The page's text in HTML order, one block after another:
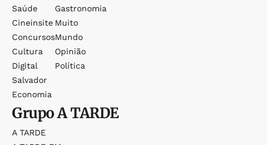
Saúde
Cineinsite
Concursos
Cultura
Digital
Salvador
Economia
Gastronomia
Muito
Mundo
Opinião
Política
GrupoA TARDE
A TARDE